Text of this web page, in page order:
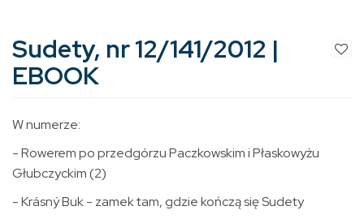
Sudety, nr 12/141/2012 |
EBOOK
W numerze:
- Rowerem po przedgórzu Paczkowskim i Płaskowyżu
Głubczyckim (2)
- Krásný Buk - zamek tam, gdzie kończą się Sudety